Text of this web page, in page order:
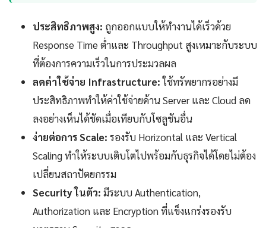
ประสิทธิภาพสูง: ถูกออกแบบให้ทำงานได้เร็วด้วย
Response Time ต่ำและ Throughput สูงเหมาะกับระบบ
ที่ต้องการความเร็วในการประมวลผล
ลดค่าใช้จ่าย Infrastructure:ใช้ทรัพยากรอย่างมี
ประสิทธิภาพทำให้ค่าใช้จ่ายด้าน Server และ Cloud ลด
ลงอย่างเห็นได้ชัดเมื่อเทียบกับโซลูชันอื่น
ง่ายต่อการ Scale: รองรับ Horizontal และ Vertical
Scaling ทำให้ระบบเติบโตไปพร้อมกับธุรกิจได้โดยไม่ต้อง
เปลี่ยนสถาปัตยกรรม
Security ในตัว: มีระบบ Authentication,
Authorization และ Encryption ที่แข็งแกร่งรองรับ